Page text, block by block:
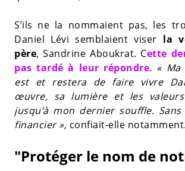
S’ils ne la nommaient pas, les
Daniel Lévi semblaient viser la
père, Sandrine Aboukrat. Cette
pas tardé à leur répondre. « Ma
est et restera de faire vivre
œuvre, sa lumière et les
jusqu’à mon dernier souffle.
financier », confiait-elle notamment.
"Protéger le nom de